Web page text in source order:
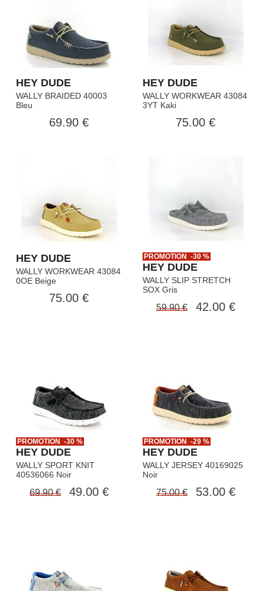
HEY DUDE
WALLY BRAIDED 40003
Bleu
69.90 €
HEY DUDE
WALLY WORKWEAR 43084
3YT Kaki
75.00 €
HEY DUDE
WALLY WORKWEAR 43084
0OE Beige
75.00 €
PROMOTION -30 %
HEY DUDE
WALLY SLIP STRETCH
SOX Gris
59.90 € 42.00 €
PROMOTION -30 %
HEY DUDE
WALLY SPORT KNIT
40536066 Noir
69.90 € 49.00 €
PROMOTION -29 %
HEY DUDE
WALLY JERSEY 40169025
Noir
75.00 € 53.00 €